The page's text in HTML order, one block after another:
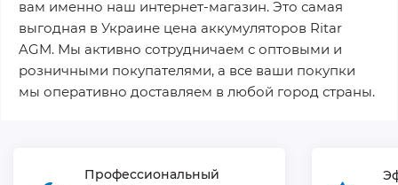
вам именно наш интернет-магазин. Это самая
выгодная в Украине цена аккумуляторов Ritar
AGM. Мы активно сотрудничаем с оптовыми и
розничными покупателями, а все ваши покупки
мы оперативно доставляем в любой город страны.
Профессиональный